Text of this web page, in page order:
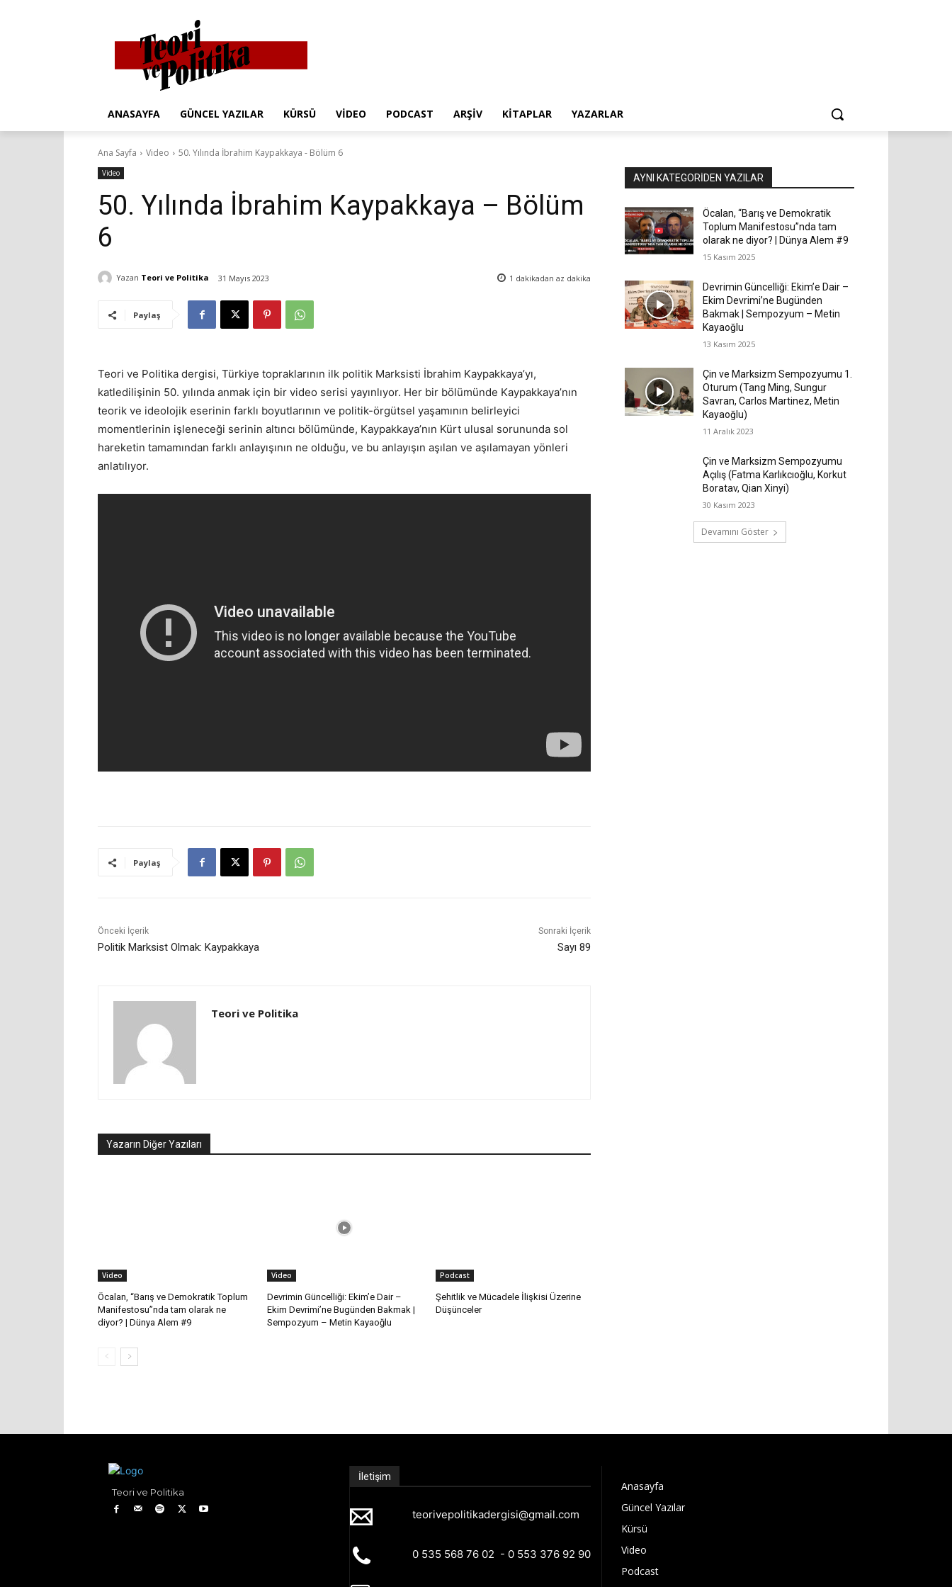
ANASAYFA GÜNCEL YAZILAR KÜRSÜ VIDEO PODCAST ARŞIV KITAPLAR YAZARLAR
Ana Sayfa Video 50. Yılında İbrahim Kaypakkaya - Bölüm 6
Video
50. Yılında İbrahim Kaypakkaya – Bölüm
6
Yazan Teori ve Politika 31 Mayıs 2023 1 dakikadan az dakika
Paylaş
Teori ve Politika dergisi, Türkiye topraklarının ilk politik Marksisti İbrahim Kaypakkaya’yı,
katledilişinin 50. yılında anmak için bir video serisi yayınlıyor. Her bir bölümünde Kaypakkaya’nın
teorik ve ideolojik eserinin farklı boyutlarının ve politik-örgütsel yaşamının belirleyici
momentlerinin işleneceği serinin altıncı bölümünde, Kaypakkaya’nın Kürt ulusal sorununda sol
hareketin tamamından farklı anlayışının ne olduğu, ve bu anlayışın aşılan ve aşılamayan yönleri
anlatılıyor.
Paylaş
Önceki İçerik
Politik Marksist Olmak: Kaypakkaya
Sonraki İçerik
Sayı 89
Teori ve Politika
Yazarın Diğer Yazıları
Video
Öcalan, “Barış ve Demokratik Toplum
Manifestosu”nda tam olarak ne
diyor? | Dünya Alem #9
Video
Devrimin Güncelliği: Ekim’e Dair –
Ekim Devrimi’ne Bugünden Bakmak |
Sempozyum – Metin Kayaoğlu
Podcast
Şehitlik ve Mücadele İlişkisi Üzerine
Düşünceler
AYNI KATEGORIDEN YAZILAR
Öcalan, “Barış ve Demokratik
Toplum Manifestosu”nda tam
olarak ne diyor? | Dünya Alem #9
15 Kasım 2025
Devrimin Güncelliği: Ekim’e Dair –
Ekim Devrimi’ne Bugünden
Bakmak | Sempozyum – Metin
Kayaoğlu
13 Kasım 2025
Çin ve Marksizm Sempozyumu 1.
Oturum (Tang Ming, Sungur
Savran, Carlos Martinez, Metin
Kayaoğlu)
11 Aralık 2023
Çin ve Marksizm Sempozyumu
Açılış (Fatma Karlıkcıoğlu, Korkut
Boratav, Qian Xinyi)
30 Kasım 2023
Devamını Göster
Teori ve Politika
İletişim
teorivepolitikadergisi@gmail.com
0 535 568 76 02 - 0 553 376 92 90
Anasayfa
Güncel Yazılar
Kürsü
Video
Podcast